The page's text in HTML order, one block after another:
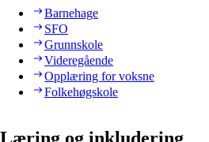
Barnehage
SFO
Grunnskole
Videregående
Opplæring for voksne
Folkehøgskole